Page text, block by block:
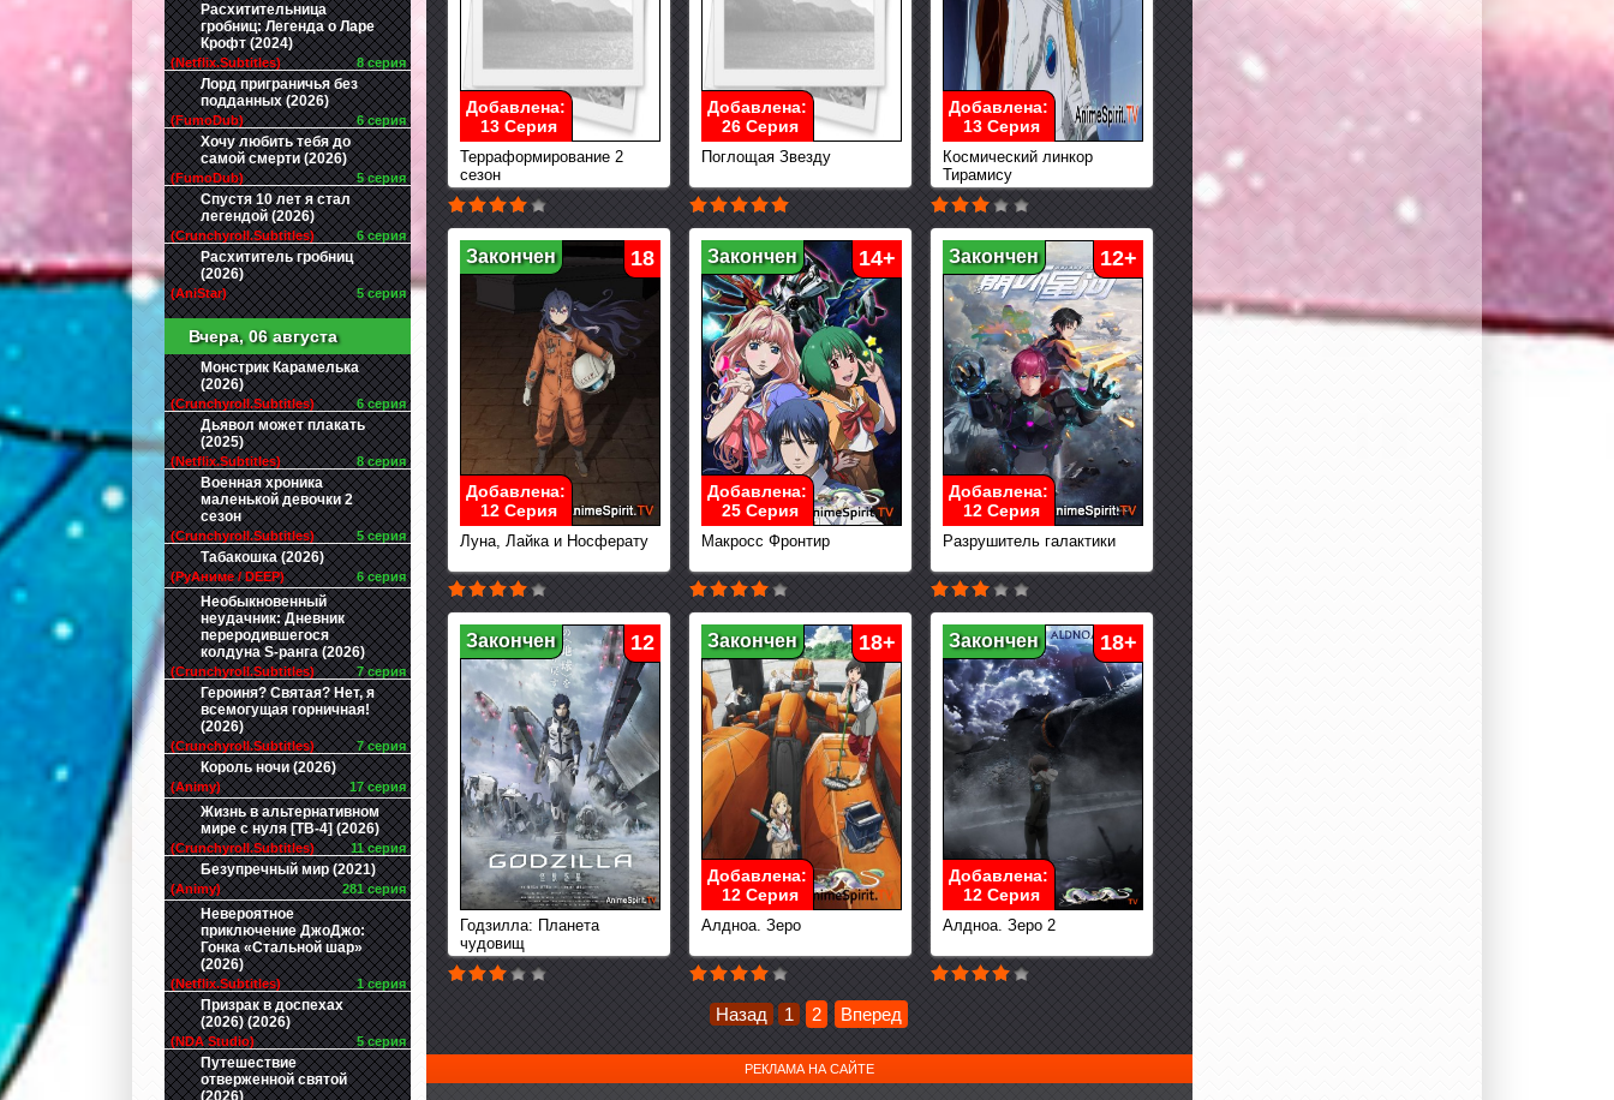
Расхитительница
гробниц: Легенда о Ларе
Крофт (2024)
(Netflix.Subtitles) 8 серия
Лорд приграничья без
подданных (2026)
(FumoDub) 6 серия
Хочу любить тебя до
самой смерти (2026)
(FumoDub) 5 серия
Спустя 10 лет я стал
легендой (2026)
(Crunchyroll.Subtitles) 6 серия
Расхититель гробниц
(2026)
(AniStar) 5 серия
Вчера, 06 августа
Монстрик Карамелька
(2026)
(Crunchyroll.Subtitles) 6 серия
Дьявол может плакать
(2025)
(Netflix.Subtitles) 8 серия
Военная хроника
маленькой девочки 2
сезон
(Crunchyroll.Subtitles) 5 серия
Табакошка (2026)
(РуАниме / DEEP) 6 серия
Необыкновенный
неудачник: Дневник
переродившегося
колдуна S-ранга (2026)
(Crunchyroll.Subtitles) 7 серия
Героиня? Святая? Нет, я
всемогущая горничная!
(2026)
(Crunchyroll.Subtitles) 7 серия
Король ночи (2026)
(Animy) 17 серия
Жизнь в альтернативном
мире с нуля [ТВ-4] (2026)
(Crunchyroll.Subtitles) 11 серия
Безупречный мир (2021)
(Animy) 281 серия
Невероятное
приключение ДжоДжо:
Гонка «Стальной шар»
(2026)
(Netflix.Subtitles) 1 серия
Призрак в доспехах
(2026) (2026)
(NDA Studio) 5 серия
Путешествие
отверженной святой
(2026)
Терраформирование 2
сезон
Добавлена:
13 Серия
Поглощая Звезду
Добавлена:
26 Серия
Космический линкор
Тирамису
Добавлена:
13 Серия
Луна, Лайка и Носферату
Закончен 18
Добавлена:
12 Серия
Макросс Фронтир
Закончен 14+
Добавлена:
25 Серия
Разрушитель галактики
Закончен 12+
Добавлена:
12 Серия
Годзилла: Планета
чудовищ
Закончен 12
Алдноа. Зеро
Закончен 18+
Добавлена:
12 Серия
Алдноа. Зеро 2
Закончен 18+
Добавлена:
12 Серия
Назад 1 2 Вперед
РЕКЛАМА НА САЙТЕ